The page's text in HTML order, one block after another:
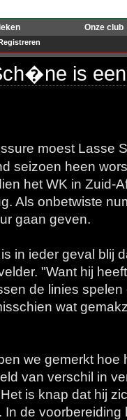
Onze club
is
moest Lasse
seizoen heen
het WK in Zuid-
Als onbetwiste
gaan geven.
in ieder geval blij
"Want hij
de linies
wat
we gemerkt hoe
van verschil in
is knap dat hij
de